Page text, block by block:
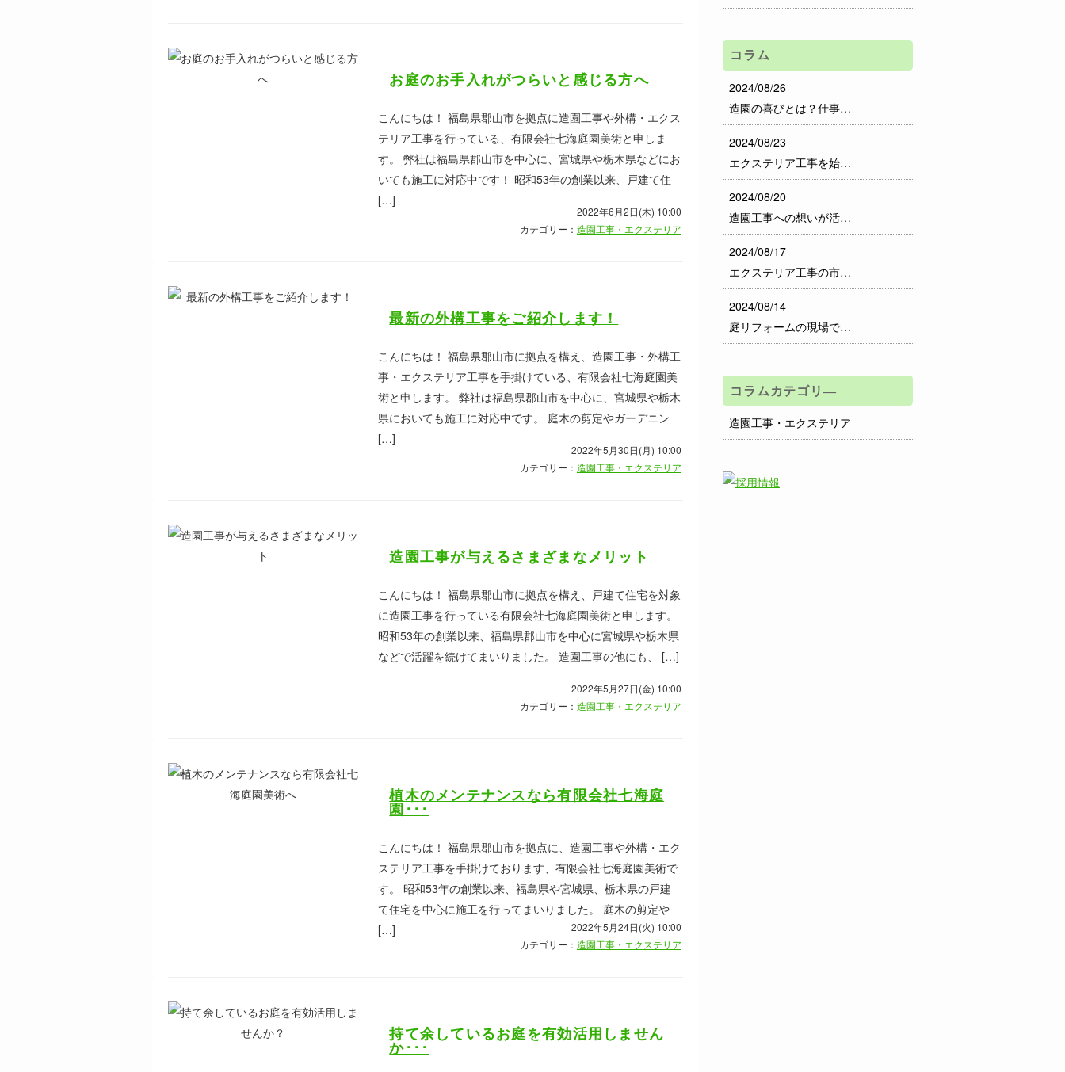
お庭のお手入れがつらいと感じる方へ
こんにちは！ 福島県郡山市を拠点に造園工事や外構・エクス
テリア工事を行っている、有限会社七海庭園美術と申しま
す。 弊社は福島県郡山市を中心に、宮城県や栃木県などにお
いても施工に対応中です！ 昭和53年の創業以来、戸建て住
[…]
2022年6月2日(木) 10:00
カテゴリー： 造園工事・エクステリア
最新の外構工事をご紹介します！
こんにちは！ 福島県郡山市に拠点を構え、造園工事・外構工
事・エクステリア工事を手掛けている、有限会社七海庭園美
術と申します。 弊社は福島県郡山市を中心に、宮城県や栃木
県においても施工に対応中です。 庭木の剪定やガーデニン
[…]
2022年5月30日(月) 10:00
カテゴリー： 造園工事・エクステリア
造園工事が与えるさまざまなメリット
こんにちは！ 福島県郡山市に拠点を構え、戸建て住宅を対象
に造園工事を行っている有限会社七海庭園美術と申します。
昭和53年の創業以来、福島県郡山市を中心に宮城県や栃木県
などで活躍を続けてまいりました。 造園工事の他にも、 […]
2022年5月27日(金) 10:00
カテゴリー： 造園工事・エクステリア
植木のメンテナンスなら有限会社七海庭
園･･･
こんにちは！ 福島県郡山市を拠点に、造園工事や外構・エク
ステリア工事を手掛けております、有限会社七海庭園美術で
す。 昭和53年の創業以来、福島県や宮城県、栃木県の戸建
て住宅を中心に施工を行ってまいりました。 庭木の剪定や
[…]
2022年5月24日(火) 10:00
カテゴリー： 造園工事・エクステリア
持て余しているお庭を有効活用しません
か･･･
コラム
2024/08/26
造園の喜びとは？仕事…
2024/08/23
エクステリア工事を始…
2024/08/20
造園工事への想いが活…
2024/08/17
エクステリア工事の市…
2024/08/14
庭リフォームの現場で…
コラムカテゴリ―
造園工事・エクステリア